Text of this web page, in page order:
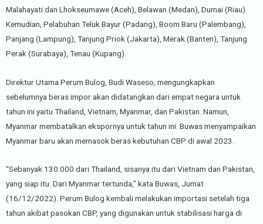
Malahayati dan Lhokseumawe (Aceh), Belawan (Medan), Dumai (Riau).
Kemudian, Pelabuhan Teluk Bayur (Padang), Boom Baru (Palembang),
Panjang (Lampung), Tanjung Priok (Jakarta), Merak (Banten), Tanjung
Perak (Surabaya), Tenau (Kupang).
Direktur Utama Perum Bulog, Budi Waseso, mengungkapkan
sebelumnya beras impor akan didatangkan dari empat negara untuk
tahun ini yaitu Thailand, Vietnam, Myanmar, dan Pakistan. Namun,
Myanmar membatalkan ekspornya untuk tahun ini. Buwas menyampaikan
Myanmar baru akan memasok beras kebutuhan CBP di awal 2023.
“Sebanyak 130.000 dari Thailand, sisanya itu dari Vietnam dan Pakistan,
yang siap itu. Dari Myanmar tertunda,” kata Buwas, Jumat
(16/12/2022). Perum Bulog kembali melakukan importasi setelah tiga
tahun akibat pasokan CBP, yang digunakan untuk stabilisasi harga di